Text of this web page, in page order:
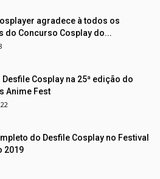
agradece à todos os
do Concurso Cosplay do...
Cosplay na 25ª edição do
Anime Fest
do Desfile Cosplay no Festival
2019